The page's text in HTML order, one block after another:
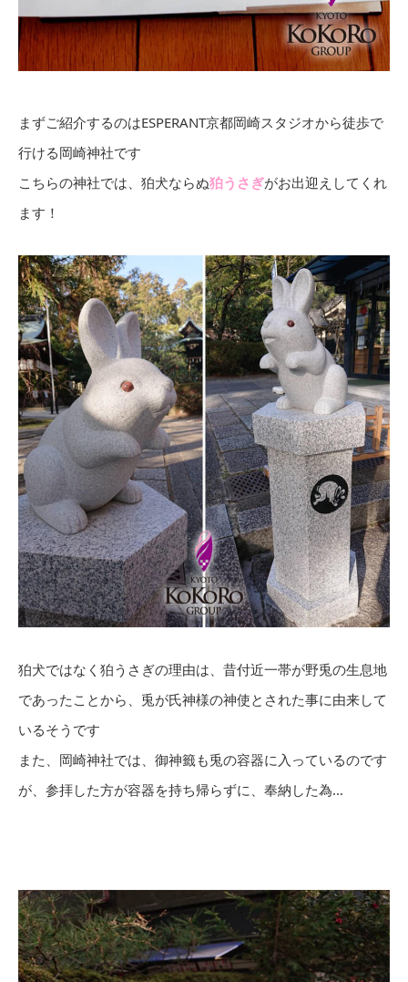
まずご紹介するのはESPERANT京都岡崎スタジオから徒歩で
行ける岡崎神社です
こちらの神社では、狛犬ならぬ狛うさぎがお出迎えしてくれ
ます！
狛犬ではなく狛うさぎの理由は、昔付近一帯が野兎の生息地
であったことから、兎が氏神様の神使とされた事に由来して
いるそうです
また、岡崎神社では、御神籤も兎の容器に入っているのです
が、参拝した方が容器を持ち帰らずに、奉納した為…